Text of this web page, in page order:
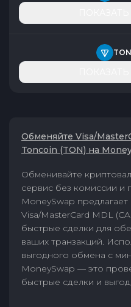
TON
Обменяйте Visa/
Toncoin (TON) на
Обменивайте
сервис без комиссии и
MoneySwap
Visa/MasterCard MDL
быстрые сделки для
ваших транзакций.
выгодного обмена с
MoneySwap — это
быстрые сделки и